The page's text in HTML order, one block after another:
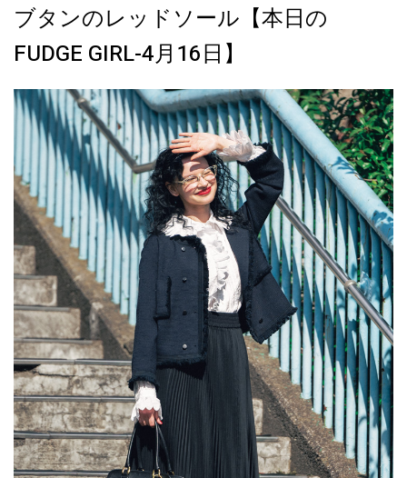
ブタンのレッドソール【本日の
FUDGE GIRL-4月16日】